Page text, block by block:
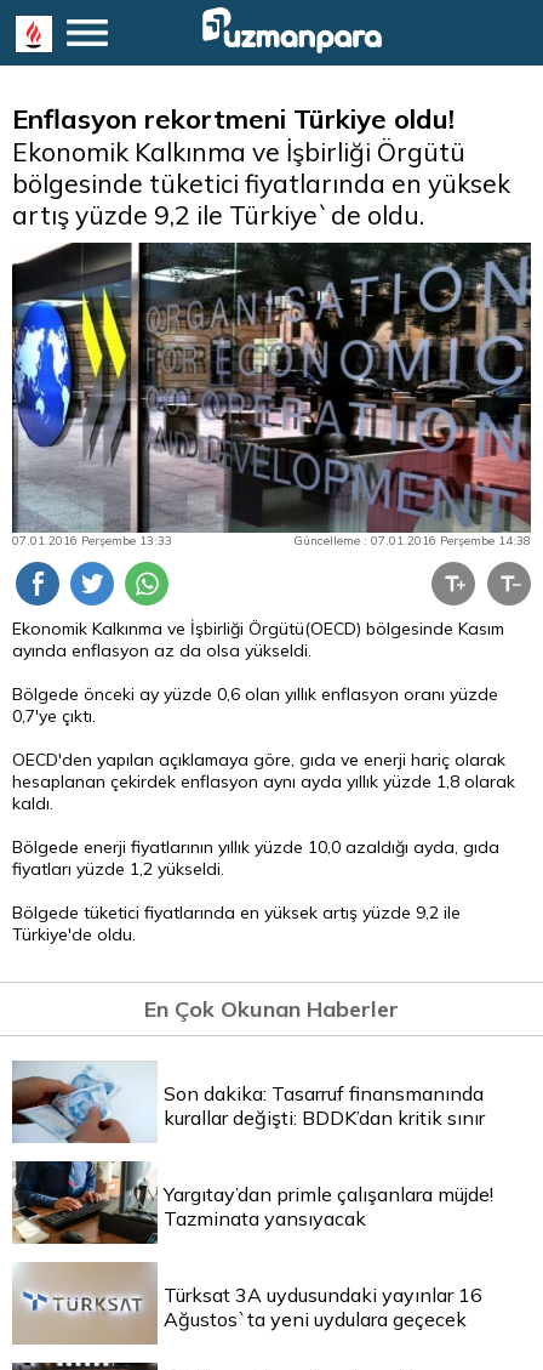
Enflasyon rekortmeni Türkiye oldu!
Ekonomik Kalkınma ve İşbirliği Örgütü
bölgesinde tüketici fiyatlarında en yüksek
artış yüzde 9,2 ile Türkiye`de oldu.
07.01.2016 Perşembe 13:33 Güncelleme : 07.01.2016 Perşembe 14:38
Ekonomik Kalkınma ve İşbirliği Örgütü(OECD) bölgesinde Kasım
ayında enflasyon az da olsa yükseldi.
Bölgede önceki ay yüzde 0,6 olan yıllık enflasyon oranı yüzde
0,7'ye çıktı.
OECD'den yapılan açıklamaya göre, gıda ve enerji hariç olarak
hesaplanan çekirdek enflasyon aynı ayda yıllık yüzde 1,8 olarak
kaldı.
Bölgede enerji fiyatlarının yıllık yüzde 10,0 azaldığı ayda, gıda
fiyatları yüzde 1,2 yükseldi.
Bölgede tüketici fiyatlarında en yüksek artış yüzde 9,2 ile
Türkiye'de oldu.
En Çok Okunan Haberler
Son dakika: Tasarruf finansmanında
kurallar değişti: BDDK’dan kritik sınır
Yargıtay’dan primle çalışanlara müjde!
Tazminata yansıyacak
Türksat 3A uydusundaki yayınlar 16
Ağustos`ta yeni uydulara geçecek